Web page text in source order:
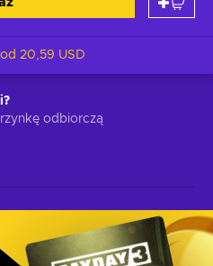
od 20,59 USD
odbiorczą